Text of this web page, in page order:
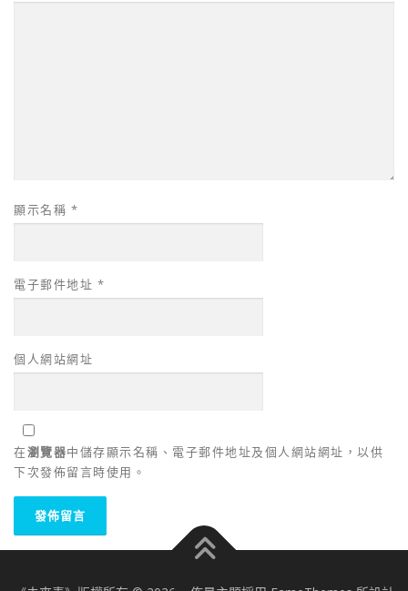
顯示名稱 *
電子郵件地址 *
個人網站網址
在瀏覽器中儲存顯示名稱、電子郵件地址及個人網站網址，以供
下次發佈留言時使用。